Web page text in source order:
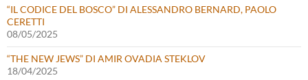
“IL CODICE DEL BOSCO” DI ALESSANDRO BERNARD, PAOLO
CERETTI
08/05/2025
“THE NEW JEWS” DI AMIR OVADIA STEKLOV
18/04/2025